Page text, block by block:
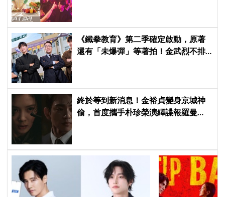
《鐵拳教育》第二季確定啟動，原著
還有「未爆彈」等著拍！金武烈不排
終於等到新消息！金裕貞變身京城神
偷，首度攜手朴珍榮演繹諜報羅曼